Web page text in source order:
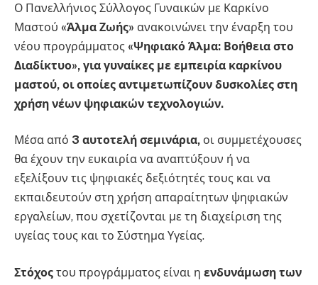
Ο Πανελλήνιος Σύλλογος Γυναικών με Καρκίνο
Μαστού «Άλμα Ζωής» ανακοινώνει την έναρξη του
νέου προγράμματος «Ψηφιακό Άλμα: Βοήθεια στο
Διαδίκτυο», για γυναίκες με εμπειρία καρκίνου
μαστού, οι οποίες αντιμετωπίζουν δυσκολίες στη
χρήση νέων ψηφιακών τεχνολογιών.
Μέσα από 3 αυτοτελή σεμινάρια, οι συμμετέχουσες
θα έχουν την ευκαιρία να αναπτύξουν ή να
εξελίξουν τις ψηφιακές δεξιότητές τους και να
εκπαιδευτούν στη χρήση απαραίτητων ψηφιακών
εργαλείων, που σχετίζονται με τη διαχείριση της
υγείας τους και το Σύστημα Υγείας.
Στόχος του προγράμματος είναι η ενδυνάμωση των